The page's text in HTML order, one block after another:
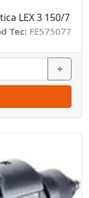
LEX 3 150/7
Tec: FE575077
+